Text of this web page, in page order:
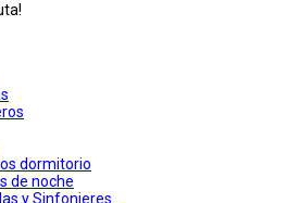
dormitorio
de noche
y Sinfonieres